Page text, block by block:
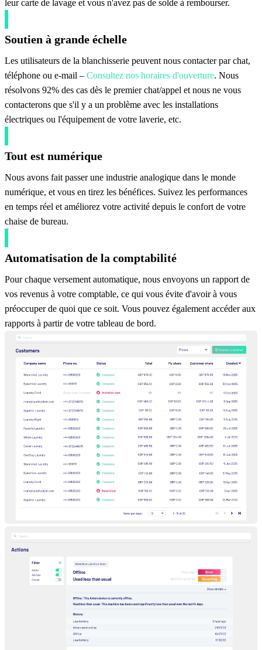
leur carte de lavage et vous n'avez pas de solde à rembourser.
Soutien à grande échelle
Les utilisateurs de la blanchisserie peuvent nous contacter par chat,
téléphone ou e-mail – Consultez nos horaires d'ouverture. Nous
résolvons 92% des cas dès le premier chat/appel et nous ne vous
contacterons que s'il y a un problème avec les installations
électriques ou l'équipement de votre laverie, etc.
Tout est numérique
Nous avons fait passer une industrie analogique dans le monde
numérique, et vous en tirez les bénéfices. Suivez les performances
en temps réel et améliorez votre activité depuis le confort de votre
chaise de bureau.
Automatisation de la comptabilité
Pour chaque versement automatique, nous envoyons un rapport de
vos revenus à votre comptable, ce qui vous évite d'avoir à vous
préoccuper de quoi que ce soit. Vous pouvez également accéder aux
rapports à partir de votre tableau de bord.